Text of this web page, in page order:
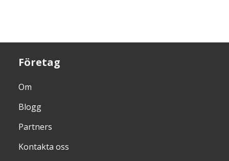
Företag
Om
Blogg
Partners
Kontakta oss